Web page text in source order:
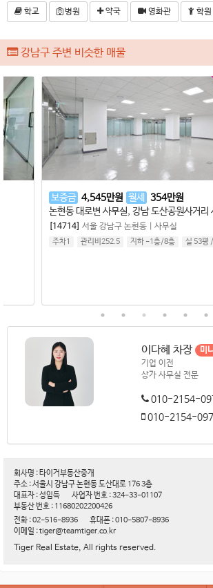
학교 병원 약국 영화관 학원
강남구 주변 비슷한 매물
보증금 4,545만원 월세 354만원
[14714] 서울 강남구 논현동 사무실
주차1 관리비252.5 지하 -1층/8층 실 53평 /
이다혜 차장 미
기업 이전
상가 사무실 전문
010-2154-
010-2154-
회사명 : 타이거부동산중개
주소 : 서울시 강남구 논현동 도산대로 176 3층
대표자 : 성임득
사업자 번호 : 324-33-01107
부동산 번호 : 11680202200426
전화 : 02-516-8936
휴대폰 : 010-5807-8936
이메일 : tiger@teamtiger.co.kr
Tiger Real Estate, All rights reserved.